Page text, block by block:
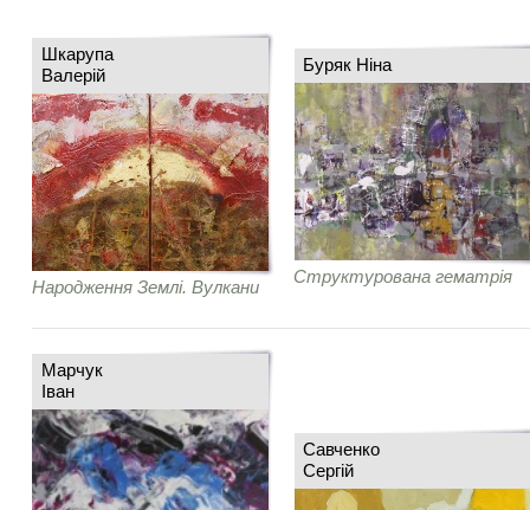
Шкарупа
Валерій
Народження Землі. Вулкани
Буряк Ніна
Структурована гематрія
Марчук
Іван
Савченко
Сергій